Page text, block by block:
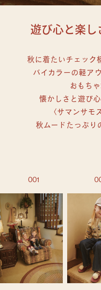
遊び心と楽し
秋に着たいチェック
バイカラーの軽ア
おもち
懐かしさと遊び
〈サマンサモ
秋ムードたっぷり
001